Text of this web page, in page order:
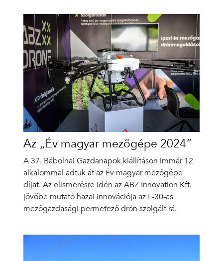
Az „Év magyar mezőgépe 2024”
A 37. Bábolnai Gazdanapok kiállításon immár 12
alkalommal adtuk át az Év magyar mezőgépe
díjat. Az elismerésre idén az ABZ Innovation Kft.
jövőbe mutató hazai innovációja az L-30-as
mezőgazdasági permetező drón szolgált rá.